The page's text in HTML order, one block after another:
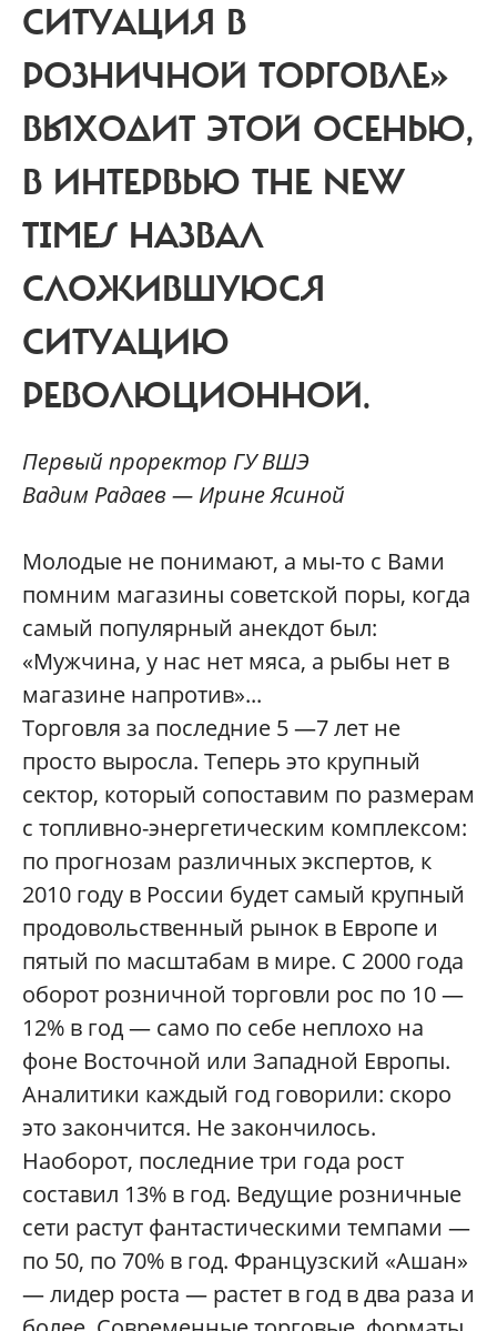
СИТУАЦИЯ В
РОЗНИЧНОЙ ТОРГОВЛЕ»
ВЫХОДИТ ЭТОЙ ОСЕНЬЮ,
В ИНТЕРВЬЮ THE NEW
TIMES НАЗВАЛ
СЛОЖИВШУЮСЯ
СИТУАЦИЮ
РЕВОЛЮЦИОННОЙ.
Первый проректор ГУ ВШЭ
Вадим Радаев — Ирине Ясиной
Молодые не понимают, а мы-то с Вами
помним магазины советской поры, когда
самый популярный анекдот был:
«Мужчина, у нас нет мяса, а рыбы нет в
магазине напротив»...
Торговля за последние 5 —7 лет не
просто выросла. Теперь это крупный
сектор, который сопоставим по размерам
с топливно-энергетическим комплексом:
по прогнозам различных экспертов, к
2010 году в России будет самый крупный
продовольственный рынок в Европе и
пятый по масштабам в мире. С 2000 года
оборот розничной торговли рос по 10 —
12% в год — само по себе неплохо на
фоне Восточной или Западной Европы.
Аналитики каждый год говорили: скоро
это закончится. Не закончилось.
Наоборот, последние три года рост
составил 13% в год. Ведущие розничные
сети растут фантастическими темпами —
по 50, по 70% в год. Французский «Ашан»
— лидер роста — растет в год в два раза и